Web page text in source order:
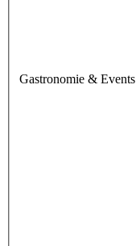
Gastronomie & Events